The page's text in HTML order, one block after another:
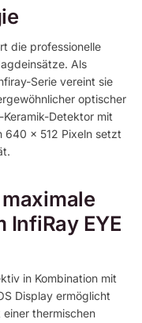
die professionelle
Als
Serie vereint sie
optischer
Detektor mit
640 x 512 Pixeln setzt
EYE
in Kombination mit
Display ermöglicht
thermischen